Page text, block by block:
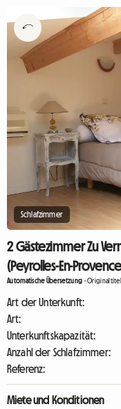
Schlafzimmer
2 Gästezimmer Zu
(Peyrolles-En-
Automatische Übersetzung -Originaltitel
Art der Unterkunft:
Art:
Unterkunftskapazität:
Anzahl der Schlafzimmer:
Referenz:
Miete und Konditionen